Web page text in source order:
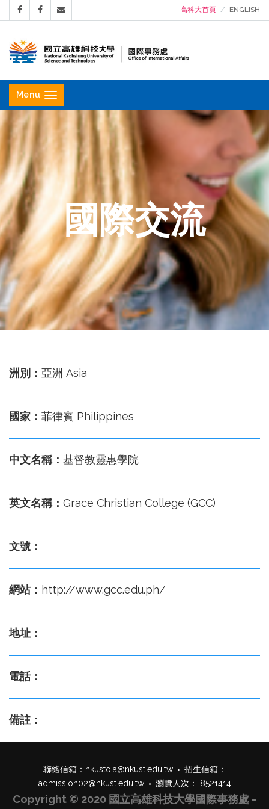
高科大首頁 ENGLISH
立
高
雄
科
技
大
學
國
際
事
務
處
Menu
國際交流
洲別： 亞洲 Asia
國家： 菲律賓 Philippines
中文名稱： 基督教靈惠學院
英文名稱： Grace Christian College (GCC)
文號：
網站： http://www.gcc.edu.ph/
地址：
電話：
備註：
聯絡信箱： nkustoia@nkust.edu.tw
招生信箱：
admission02@nkust.edu.tw
瀏覽人次： 8521414
Copyright © 2020 國立高雄科技大學國際事務處 -